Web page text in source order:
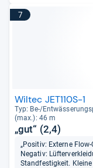
7
Wiltec JET110S-1
Typ: Be-​/
(max.): 46 m
„gut“ (2,4)
„Positiv: Externe
Negativ:
Standfestigkeit.